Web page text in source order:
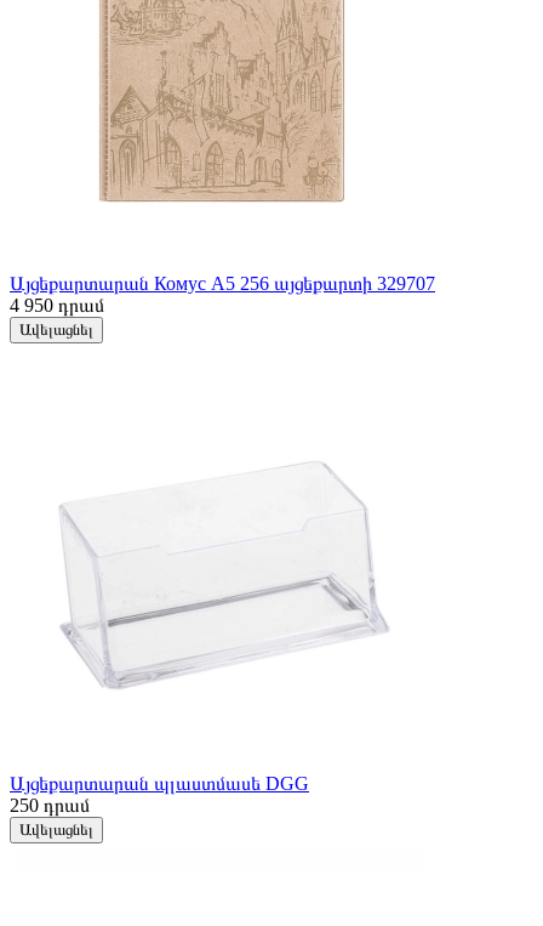
Այցեքարտարան Комус А5 256 այցեքարտի 329707
4 950 դրամ
Ավելացնել
Այցեքարտարան պլաստմասե DGG
250 դրամ
Ավելացնել